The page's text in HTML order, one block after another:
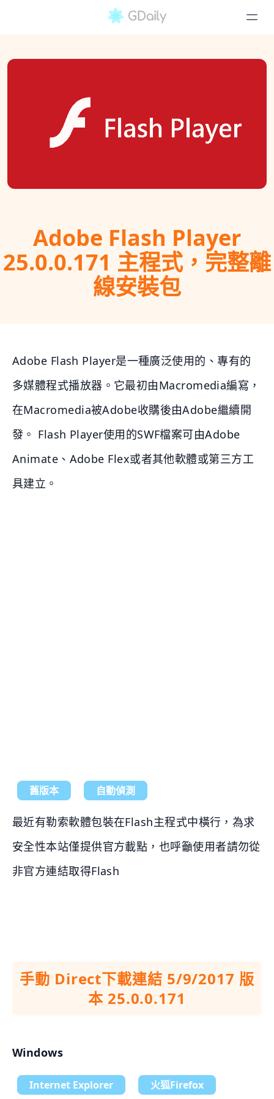
Adobe Flash Player
25.0.0.171 主程式，完整離
線安裝包
Adobe Flash Player是一種廣泛使用的、專有的
多媒體程式播放器。它最初由Macromedia編寫，
在Macromedia被Adobe收購後由Adobe繼續開
發。 Flash Player使用的SWF檔案可由Adobe
Animate、Adobe Flex或者其他軟體或第三方工
具建立。
舊版本 自動偵測
最近有勒索軟體包裝在Flash主程式中橫行，為求
安全性本站僅提供官方載點，也呼籲使用者請勿從
非官方連結取得Flash
手動 Direct下載連結 5/9/2017 版
本 25.0.0.171
Windows
Internet Explorer 火狐Firefox